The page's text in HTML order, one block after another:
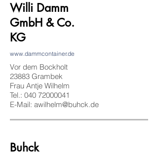
Willi Damm
GmbH & Co.
KG
www.dammcontainer.de
Vor dem Bockholt
23883 Grambek
Frau Antje Wilhelm
Tel.: 040 72000041
E-Mail: awilhelm@buhck.de
Buhck